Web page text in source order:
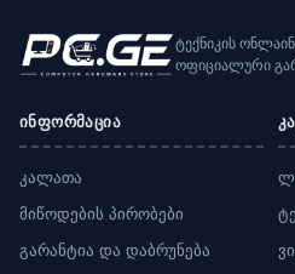
ტექნიკის
ოფიციალური
ინფორმაცია
კალათა
მიწოდების პირობები
გარანტია და დაბრუნება